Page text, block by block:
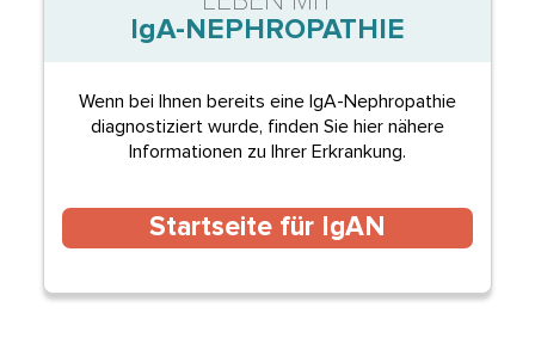
IgA-NEPHROPATHIE
Wenn bei Ihnen bereits eine IgA-Nephropathie
diagnostiziert wurde, finden Sie hier nähere
Informationen zu Ihrer Erkrankung.
Startseite für IgAN